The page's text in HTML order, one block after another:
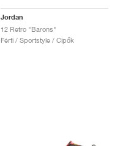
Jordan
12 Retro "Barons"
Férfi / Sportstyle / Cipők